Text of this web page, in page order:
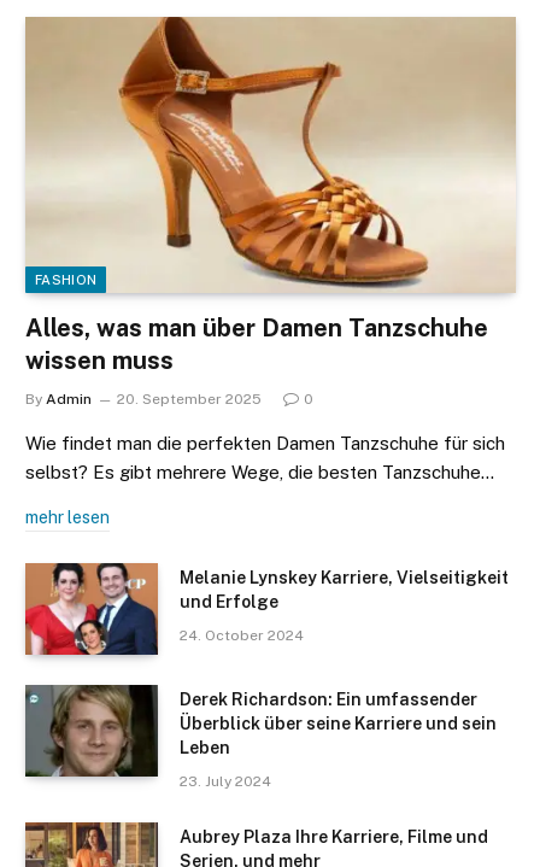
FASHION
Alles, was man über Damen Tanzschuhe
wissen muss
By Admin 20. September 2025 0
Wie findet man die perfekten Damen Tanzschuhe für sich
selbst? Es gibt mehrere Wege, die besten Tanzschuhe…
mehr lesen
Melanie Lynskey Karriere, Vielseitigkeit
und Erfolge
24. October 2024
Derek Richardson: Ein umfassender
Überblick über seine Karriere und sein
Leben
23. July 2024
Aubrey Plaza Ihre Karriere, Filme und
Serien, und mehr